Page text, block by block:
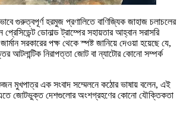
গুরুত্বপূর্ণ হরমুজ প্রণালিতে বাণিজ্যিক জাহাজ চলাচলের
প্রেসিডেন্ট ডোনাল্ড ট্রাম্পের সহায়তার আহ্বান সরাসরি
সরকারের পক্ষ থেকে স্পষ্ট জানিয়ে দেওয়া হয়েছে যে,
আটলান্টিক নিরাপত্তা জোট বা ন্যাটোর কোনো সম্পর্ক
মুখপাত্র এক সংবাদ সম্মেলনে কঠোর ভাষায় বলেন, এই
জোটভুক্ত দেশগুলোর অংশগ্রহণের কোনো যৌক্তিকতা